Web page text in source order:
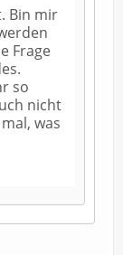
Bin mir
Frage
so
nicht
was